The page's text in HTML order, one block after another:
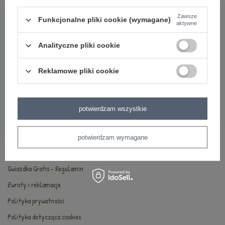
Najczęściej zadawane pytania
Bezpieczeństwo
Oryginalność
Oferta hurtowa
INFORMACJE
Kontakt
Gwiazdka Gratis - Regulamin
Zwroty i reklamacje
Polityka prywatności
Polityka dotycząca cookies
Funkcjonalne pliki cookie (wymagane)
Zawsze
aktywne
Analityczne pliki cookie
Reklamowe pliki cookie
potwierdzam wymagane
potwierdzam wszystkie